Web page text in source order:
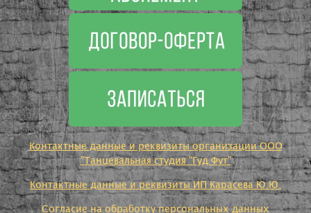
Контактные данные и реквизиты организации ООО
"Танцевальная студия "Гуд Фут"
Контактные данные и реквизиты ИП Карасева Ю.Ю.
Согласие на обработку персональных данных